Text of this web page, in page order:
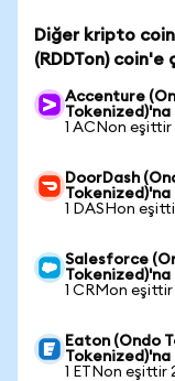
Diğer kripto
(RDDTon) coin'e
Accenture
Tokenized)'na
1 ACNon eşittir
DoorDash
Tokenized)'na
1 DASHon
Salesforce
Tokenized)'na
1 CRMon
Eaton (Ondo
Tokenized)'na
1 ETNon eşittir